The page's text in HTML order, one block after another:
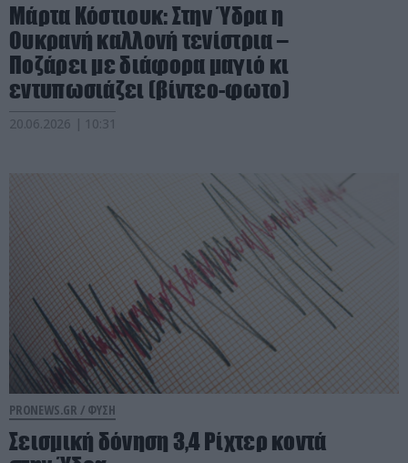
Μάρτα Κόστιουκ: Στην Ύδρα η
Ουκρανή καλλονή τενίστρια –
Ποζάρει με διάφορα μαγιό κι
εντυπωσιάζει (βίντεο-φωτο)
20.06.2026 | 10:31
PRONEWS.GR / ΦΥΣΗ
Σεισμική δόνηση 3,4 Ρίχτερ κοντά